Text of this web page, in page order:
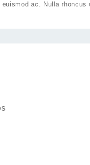
ac. Nulla